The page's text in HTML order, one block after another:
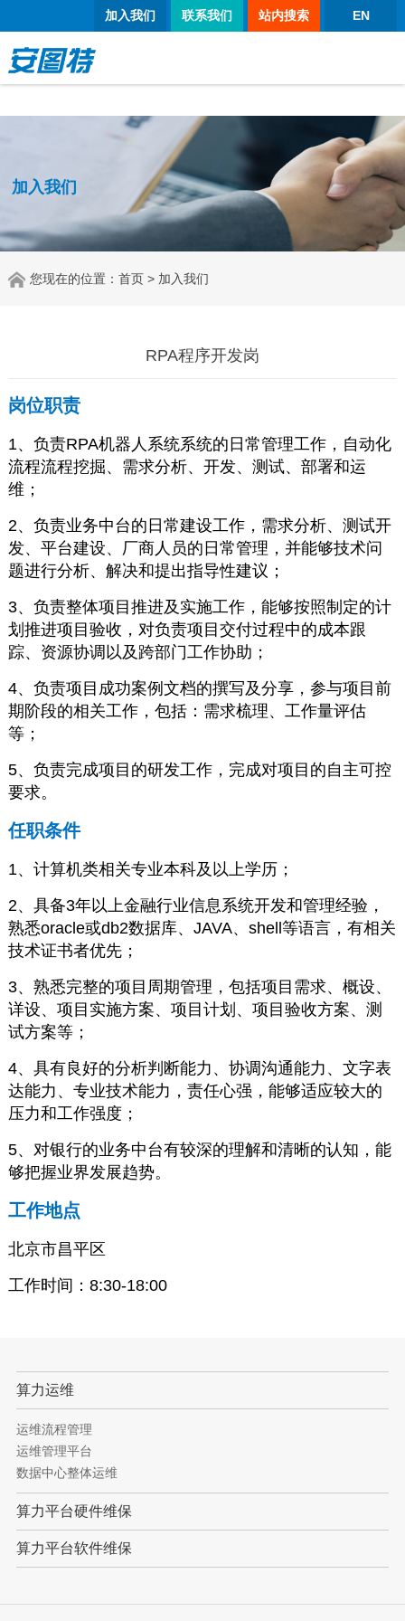
太阳城官网 EN
站内搜索
联系我们
加入我们
加入我们
您现在的位置： 首页> 加入我们
RPA程序开发岗
岗位职责
1、负责RPA机器人系统系统的日常管理工作，自动化
流程流程挖掘、需求分析、开发、测试、部署和运
维；
2、负责业务中台的日常建设工作，需求分析、测试开
发、平台建设、厂商人员的日常管理，并能够技术问
题进行分析、解决和提出指导性建议；
3、负责整体项目推进及实施工作，能够按照制定的计
划推进项目验收，对负责项目交付过程中的成本跟
踪、资源协调以及跨部门工作协助；
4、负责项目成功案例文档的撰写及分享，参与项目前
期阶段的相关工作，包括：需求梳理、工作量评估
等；
5、负责完成项目的研发工作，完成对项目的自主可控
要求。
任职条件
1、计算机类相关专业本科及以上学历；
2、具备3年以上金融行业信息系统开发和管理经验，
熟悉oracle或db2数据库、JAVA、shell等语言，有相关
技术证书者优先；
3、熟悉完整的项目周期管理，包括项目需求、概设、
详设、项目实施方案、项目计划、项目验收方案、测
试方案等；
4、具有良好的分析判断能力、协调沟通能力、文字表
达能力、专业技术能力，责任心强，能够适应较大的
压力和工作强度；
5、对银行的业务中台有较深的理解和清晰的认知，能
够把握业界发展趋势。
工作地点
北京市昌平区
工作时间：8:30-18:00
算力运维
运维流程管理
运维管理平台
数据中心整体运维
算力平台硬件维保
算力平台软件维保